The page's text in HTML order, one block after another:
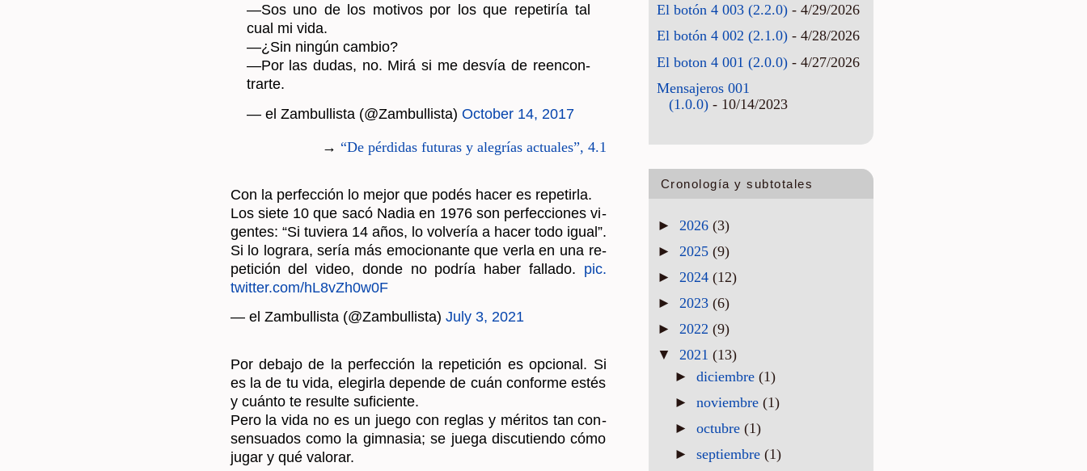
—¿Sin nin­gún cam­bio?
—Por las dudas, no. Mirá si me des­vía de re­en­con­
trar­te.
— el Zam­bu­llis­ta (@Zam­bu­llis­ta)
→“De pér­di­das fu­tu­ras y ale­grías ac­tua­les”, 4.1
gen­tes: “Si tu­vie­ra 14 años, lo vol­ve­ría a hacer todo igual”.
Si lo lo­gra­ra, sería más emo­cio­nan­te que verla en una re­
pe­ti­ción del video, donde no po­dría haber fa­lla­do.pic.​
twitter.​com/​hL8vZh0w0F
— el Zam­bu­llis­ta (@Zam­bu­llis­ta)
y cuán­to te re­sul­te su­fi­cien­te.
Pero la vida no es un juego con re­glas y mé­ri­tos tan con­
sen­sua­dos como la gim­na­sia; se juega dis­cu­tien­do cómo
jugar y qué va­lo­rar.
— el Zam­bu­llis­ta (@Zam­bu­llis­ta)
El botón 4 003 (2.2.0)- 4/29/2026
El botón 4 002 (2.1.0)- 4/28/2026
El boton 4 001 (2.0.0)- 4/27/2026
Mensajeros 001
(1.0.0)- 10/14/2023
Cronología y subtotales
► 2026 (3)
► 2025 (9)
► 2024 (12)
► 2023 (6)
► 2022 (9)
▼ 2021 (13)
►diciembre(1)
►noviembre(1)
►octubre(1)
►septiembre(1)